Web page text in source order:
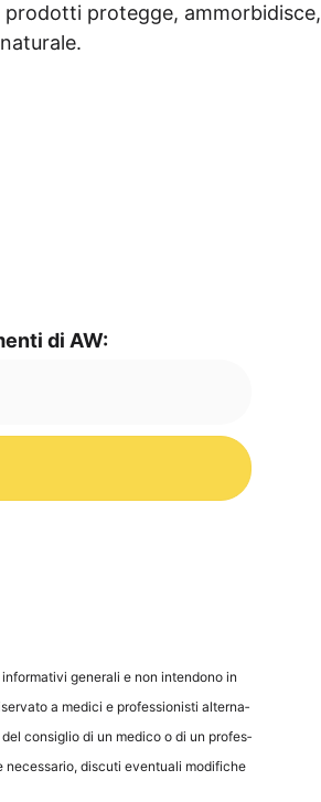
pro­dot­ti pro­t­eg­ge, ammor­bi­dis­ce,
di AW:
gene­ra­li e non inten­do­no in
a medi­ci e pro­fes­sio­nis­ti alter­na­
con­siglio di un med­ico o di un pro­fes­
neces­sa­rio, dis­cu­ti even­tua­li modi­fi­che